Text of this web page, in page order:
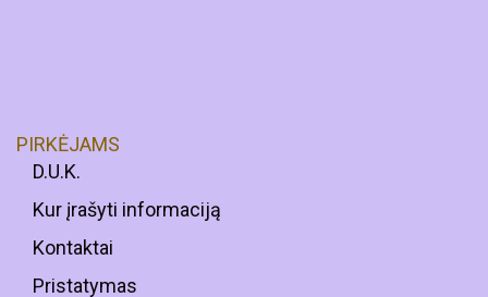
PIRKĖJAMS
D.U.K.
Kur įrašyti informaciją
Kontaktai
Pristatymas